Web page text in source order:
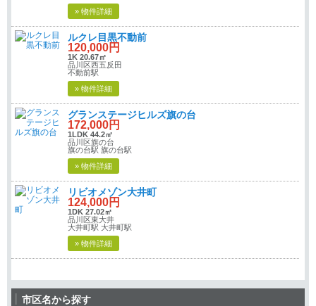
» 物件詳細
ルクレ目黒不動前
120,000円
1K 20.67㎡
品川区西五反田
不動前駅
» 物件詳細
グランステージヒルズ旗の台
172,000円
1LDK 44.2㎡
品川区旗の台
旗の台駅 旗の台駅
» 物件詳細
リビオメゾン大井町
124,000円
1DK 27.02㎡
品川区東大井
大井町駅 大井町駅
» 物件詳細
市区名から探す